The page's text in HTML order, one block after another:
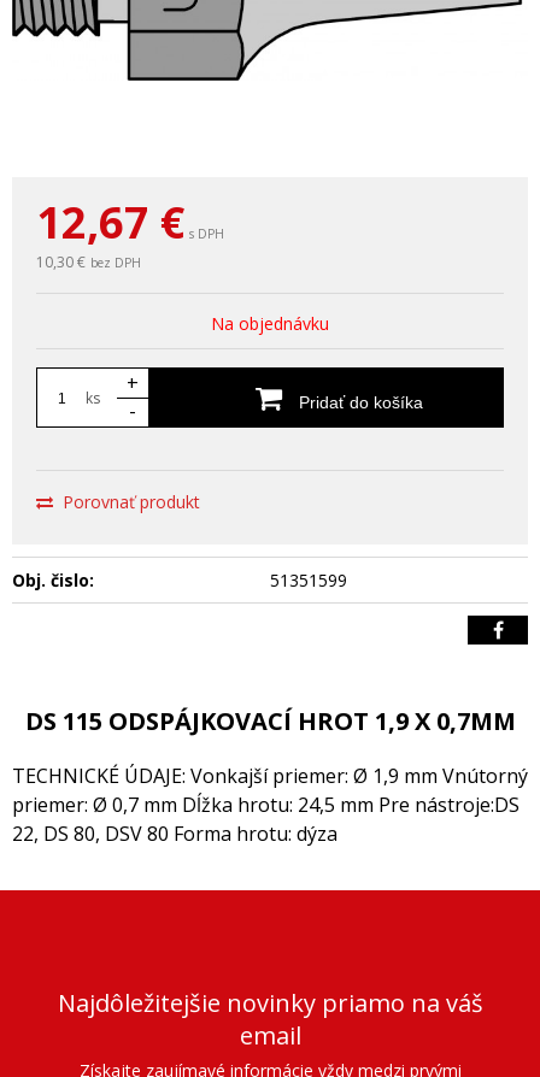
12,67 € s DPH
10,30 € bez DPH
Na objednávku
ks
+
-
Pridať do košíka
Porovnať produkt
Obj. čislo: 51351599
DS 115 ODSPÁJKOVACÍ HROT 1,9 X 0,7MM
TECHNICKÉ ÚDAJE: Vonkajší priemer: Ø 1,9 mm Vnútorný
priemer: Ø 0,7 mm Dĺžka hrotu: 24,5 mm Pre nástroje:DS
22, DS 80, DSV 80 Forma hrotu: dýza
Najdôležitejšie novinky priamo na váš
email
Získajte zaujímavé informácie vždy medzi prvými